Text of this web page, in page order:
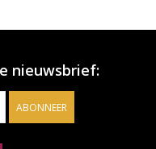
nieuwsbrief:
ABONNEER